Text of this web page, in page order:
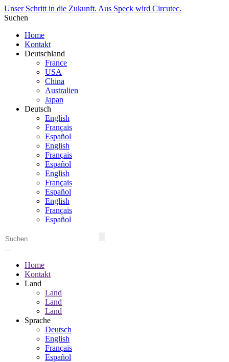
Unser Schritt in die Zukunft. Aus Speck wird Circutec.
Suchen
Home
Kontakt
Deutschland
France
USA
China
Australien
Japan
Deutsch
English
Français
Español
English
Français
Español
English
Français
Español
English
Français
Español
Home
Kontakt
Land
Land
Land
Land
Sprache
Deutsch
English
Français
Español